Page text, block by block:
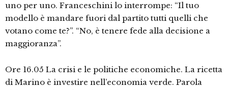
uno per uno. Franceschini lo interrompe: “Il tuo
modello è mandare fuori dal partito tutti quelli che
votano come te?”. “No, è tenere fede alla decisione a
maggioranza”.
Ore 16.05 La crisi e le politiche economiche. La ricetta
di Marino è investire nell’economia verde. Parola